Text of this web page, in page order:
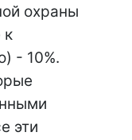
охраны
к
- 10%.
эти